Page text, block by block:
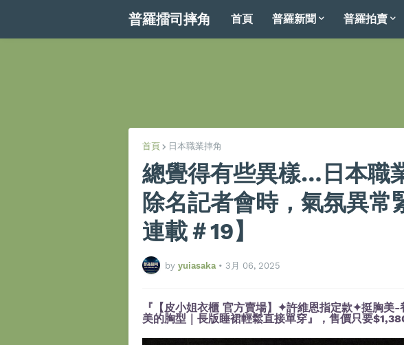
普羅擂司摔角 首頁 普羅新聞 普羅拍賣
首頁 日本職業摔角
總覺得有些異樣…日本職
除名記者會時，氣氛異常
連載＃19】
by yuiasaka • 3月 06, 2025
『【皮小姐衣櫃 官方賣場】✦許維恩指定款✦挺胸美
美的胸型｜長版睡裙輕鬆直接單穿』，售價只要